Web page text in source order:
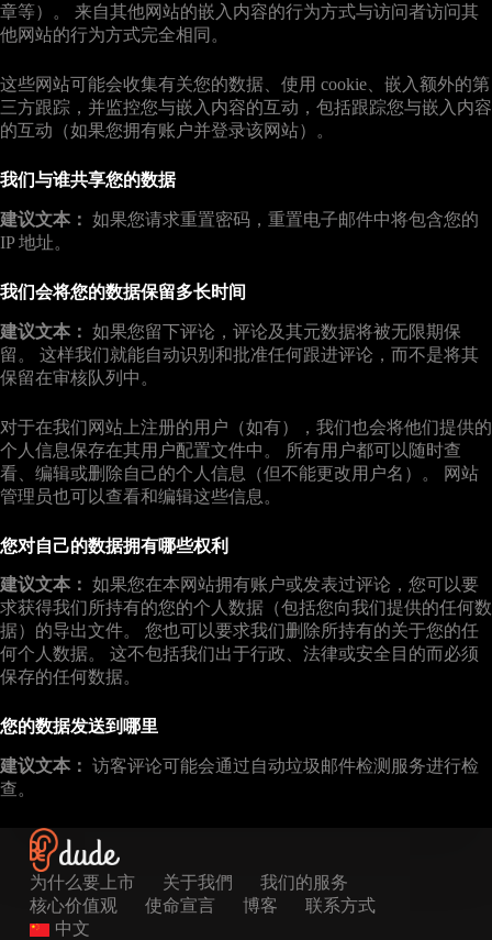
章等）。 来自其他网站的嵌入内容的行为方式与访问者访问其
他网站的行为方式完全相同。
这些网站可能会收集有关您的数据、使用 cookie、嵌入额外的第
三方跟踪，并监控您与嵌入内容的互动，包括跟踪您与嵌入内容
的互动（如果您拥有账户并登录该网站）。
我们与谁共享您的数据
建议文本： 如果您请求重置密码，重置电子邮件中将包含您的
IP 地址。
我们会将您的数据保留多长时间
建议文本： 如果您留下评论，评论及其元数据将被无限期保
留。 这样我们就能自动识别和批准任何跟进评论，而不是将其
保留在审核队列中。
对于在我们网站上注册的用户（如有），我们也会将他们提供的
个人信息保存在其用户配置文件中。 所有用户都可以随时查
看、编辑或删除自己的个人信息（但不能更改用户名）。 网站
管理员也可以查看和编辑这些信息。
您对自己的数据拥有哪些权利
建议文本： 如果您在本网站拥有账户或发表过评论，您可以要
求获得我们所持有的您的个人数据（包括您向我们提供的任何数
据）的导出文件。 您也可以要求我们删除所持有的关于您的任
何个人数据。 这不包括我们出于行政、法律或安全目的而必须
保存的任何数据。
您的数据发送到哪里
建议文本： 访客评论可能会通过自动垃圾邮件检测服务进行检
查。
为什么要上市 关于我們
我们的服务
核心价值观
使命宣言 博客
联系方式
中文